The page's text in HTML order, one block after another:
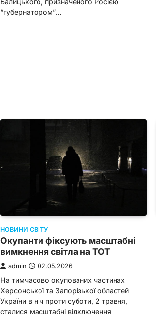
Балицького, призначеного Росією
“губернатором”…
НОВИНИ СВІТУ
Окупанти фіксують масштабні
вимкнення світла на ТОТ
admin 02.05.2026
На тимчасово окупованих частинах
Херсонської та Запорізької областей
України в ніч проти суботи, 2 травня,
сталися масштабні відключення